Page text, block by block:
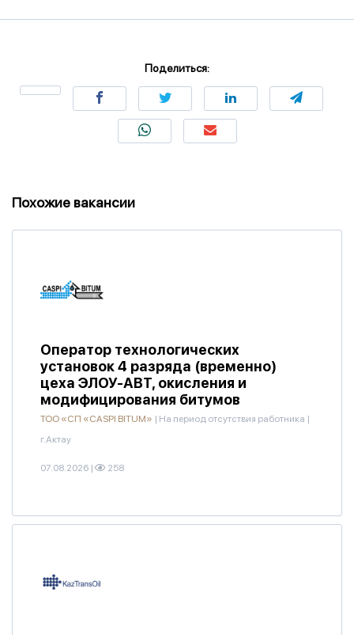
Поделиться:
Похожие вакансии
Оператор технологических
установок 4 разряда (временно)
цеха ЭЛОУ-АВТ, окисления и
модифицирования битумов
ТОО «СП «CASPI BITUM» | На период отсутствия работника |
г.Актау
07.08.2026 | 258